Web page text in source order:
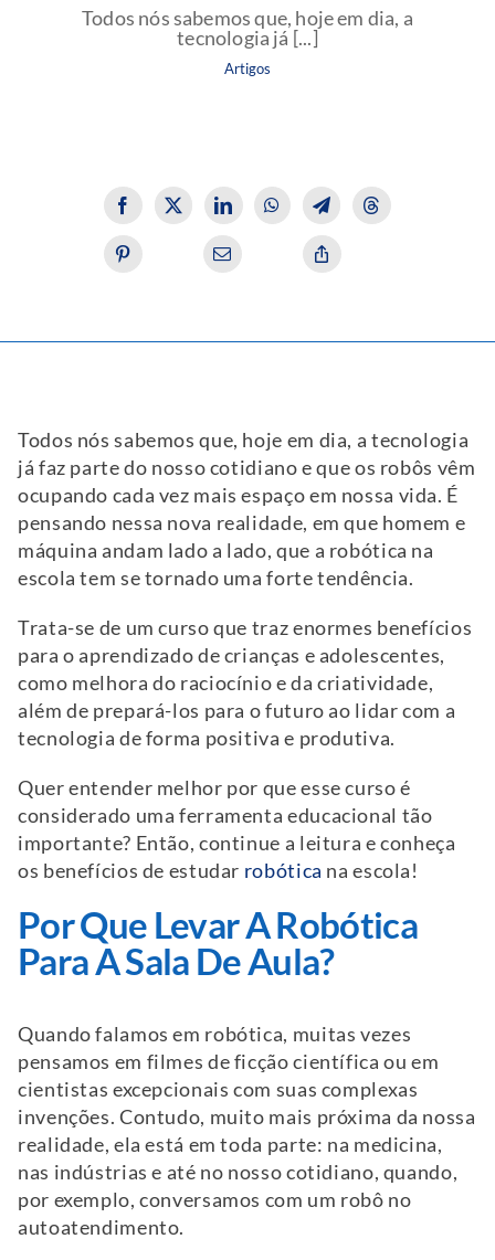
Todos nós sabemos que, hoje em dia, a
tecnologia já [...]
Artigos
Todos nós sabemos que, hoje em dia, a tecnologia
já faz parte do nosso cotidiano e que os robôs vêm
ocupando cada vez mais espaço em nossa vida. É
pensando nessa nova realidade, em que homem e
máquina andam lado a lado, que a robótica na
escola tem se tornado uma forte tendência.
Trata-se de um curso que traz enormes benefícios
para o aprendizado de crianças e adolescentes,
como melhora do raciocínio e da criatividade,
além de prepará-los para o futuro ao lidar com a
tecnologia de forma positiva e produtiva.
Quer entender melhor por que esse curso é
considerado uma ferramenta educacional tão
importante? Então, continue a leitura e conheça
os benefícios de estudar robótica na escola!
Por Que Levar A Robótica
Para A Sala De Aula?
Quando falamos em robótica, muitas vezes
pensamos em filmes de ficção científica ou em
cientistas excepcionais com suas complexas
invenções. Contudo, muito mais próxima da nossa
realidade, ela está em toda parte: na medicina,
nas indústrias e até no nosso cotidiano, quando,
por exemplo, conversamos com um robô no
autoatendimento.